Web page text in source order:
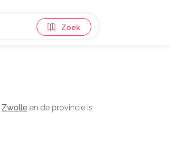
Zoek
Zwolle en de provincie is